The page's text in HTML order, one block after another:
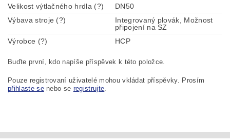
Velikost výtlačného hrdla (?)
DN50
Výbava stroje (?)
Integrovaný plovák, Možnost
připojení na SZ
Výrobce (?)
HCP
Buďte první, kdo napíše příspěvek k této položce.
Pouze registrovaní uživatelé mohou vkládat příspěvky. Prosím
přihlaste senebo se registrujte